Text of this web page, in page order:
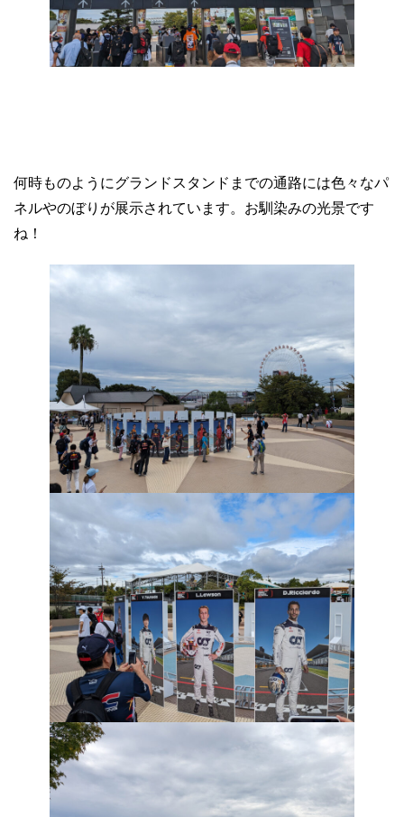
何時ものようにグランドスタンドまでの通路には色々なパ
ネルやのぼりが展示されています。お馴染みの光景です
ね！